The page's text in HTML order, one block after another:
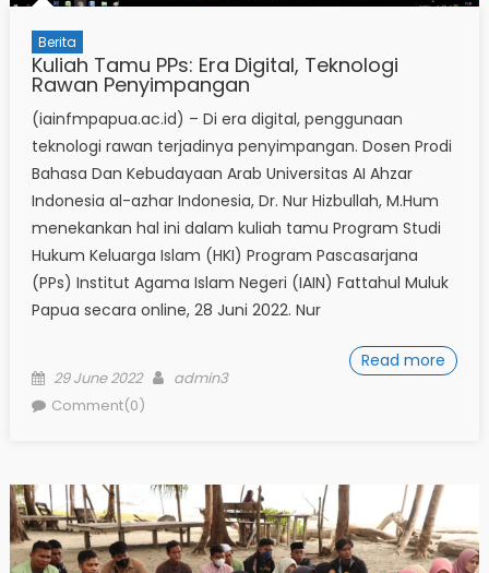
Berita
Kuliah Tamu PPs: Era Digital, Teknologi
Rawan Penyimpangan
(iainfmpapua.ac.id) – Di era digital, penggunaan
teknologi rawan terjadinya penyimpangan. Dosen Prodi
Bahasa Dan Kebudayaan Arab Universitas AI Ahzar
Indonesia al-azhar Indonesia, Dr. Nur Hizbullah, M.Hum
menekankan hal ini dalam kuliah tamu Program Studi
Hukum Keluarga Islam (HKI) Program Pascasarjana
(PPs) Institut Agama Islam Negeri (IAIN) Fattahul Muluk
Papua secara online, 28 Juni 2022. Nur
Read more
Posted
on
29 June 2022 Author
admin3
Comment(0)